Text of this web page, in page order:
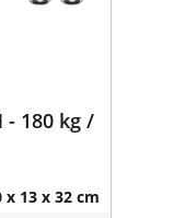
- 180 kg /
x 13 x 32 cm